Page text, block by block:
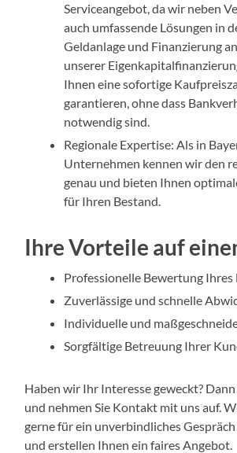
Serviceangebot, da wir neben
auch umfassende Lösungen in
Geldanlage und Finanzierung
unserer
Ihnen eine sofortige
garantieren, ohne dass
notwendig sind.
Regionale Expertise: Als in
Unternehmen kennen wir den
genau und bieten Ihnen
für Ihren Bestand.
Ihre Vorteile auf
Professionelle Bewertung Ihres
Zuverlässige und schnelle
Individuelle und
Sorgfältige Betreuung Ihrer
Haben wir Ihr Interesse geweckt?
und nehmen Sie Kontakt mit uns auf.
gerne für ein unverbindliches
und erstellen Ihnen ein faires Angebot.